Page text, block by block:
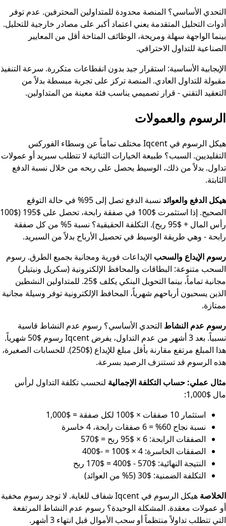
التحدي الأساسي؟ المنصة محدودة للمتداولين المحترفين. عدم توفر
أدوات التحليل المتقدمة يعني اعتماد أكبر على مصادر خارجية للتحليل.
بينما الواجهة سهلة ومريحة، الوظائف المتاحة أقل من المعايير
الصناعية للتداول الاحترافي.
الإيجابية الأساسية: استقرار جيد بدون انقطاعات متكررة. سرعة التنفيذ
مقبولة للتداول العادي. المنصة تركز على تجربة مبسطة بدلاً من
التعقيد التقني - قرار تصميمي يناسب فئة معينة من المتداولين.
الرسوم والعمولات
هيكل الرسوم في Iqcent مختلف تماماً عن وسطاء الفوركس
التقليديين. السبب؟ طبيعة الخيارات الثنائية لا تتطلب سبريد أو عمولات
تداول. بدلاً من ذلك، الوسيط يحصل على ربحه من خلال نسبة الدفع
الثابتة.
هيكل الدفع والعوائد
نسبة الدفع تصل إلى 95% في حالة التوقع
الصحيح. إذا استثمرت $100 في صفقة رابحة، تحصل على $195 ($100
رأس المال + $95 ربح). التكلفة الحقيقية؟ نسبة 5% من كل صفقة
رابحة - وهي طريقة الوسيط في تحصيل الأرباح بدلاً من السبريد.
رسوم الإيداع والسحب الإيداعات فورية ومجانية بجميع الطرق. رسوم
السحب متنوعة: البطاقات والمحافظ الإلكترونية (سكريل ونيتيلر)
مجانية تماماً، بينما التحويل البنكي يكلف $25. للمتداولين النشطين
الذين يسحبون أرباحهم شهرياً، المحافظ الإلكترونية توفر وسيلة مجانية
ممتازة.
رسوم عدم النشاط التحدي الأساسي؟ رسوم عدم النشاط قاسية
نسبياً. بعد 3 أشهر من عدم التداول، يفرض Iqcent رسوم $50 شهرياً.
هذا المبلغ مرتفع مقارنة بأقل مبلغ للإيداع ($250). للحسابات الصغيرة،
هذه الرسوم قد تستنزف الرصيد بسرعة.
مثال عملي: حساب التكلفة الإجمالية لنحسب تكلفة التداول لرأس
مال $1,000:
استثمار 10 صفقات × $100 لكل صفقة = $1,000
نسبة نجاح 60% = 6 صفقات رابحة، 4 خاسرة
الصفقات الرابحة: 6 × $95 ربح = $570
الصفقات الخاسرة: 4 × $100 = -$400
النتيجة النهائية: $570 - $400 = $170 ربح
التكلفة الضمنية: $30 (5% من العوائد)
الخلاصة
هيكل الرسوم في Iqcent شفاف للغاية. لا توجد رسوم مخفية
أو عمولات معقدة. المشكلة الوحيدة؟ رسوم عدم النشاط المرتفعة
التي تتطلب تداولاً منتظماً أو سحب الأموال قبل انتهاء 3 أشهر.